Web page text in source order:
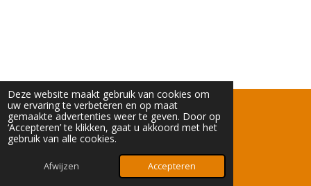
Deze website maakt gebruik van cookies om
uw ervaring te verbeteren en op maat
gemaakte advertenties weer te geven. Door op
‘Accepteren’ te klikken, gaat u akkoord met het
gebruik van alle cookies.
Afwijzen Accepteren
KVK: 82883033
BTWnummer: NL003753791B84
Powered byJouwWeb